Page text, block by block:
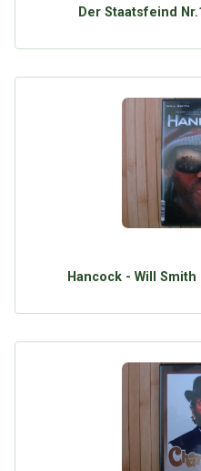
Der Staatsfeind
Hancock - Will